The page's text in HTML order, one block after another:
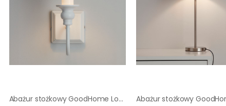
Abażur stożkowy GoodHome Lokombi XS szary